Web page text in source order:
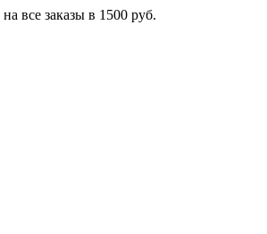
все заказы в 1500 руб.